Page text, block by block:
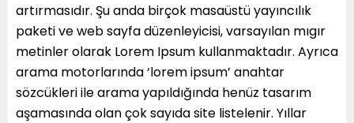
artırmasıdır. Şu anda birçok masaüstü yayıncılık
paketi ve web sayfa düzenleyicisi, varsayılan mıgır
metinler olarak Lorem Ipsum kullanmaktadır. Ayrıca
arama motorlarında ‘lorem ipsum’ anahtar
sözcükleri ile arama yapıldığında henüz tasarım
aşamasında olan çok sayıda site listelenir. Yıllar